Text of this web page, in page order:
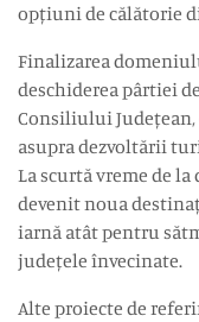
opțiuni de călătorie
Finalizarea
deschiderea pârtiei
Consiliului Județean,
asupra dezvoltării
La scurtă vreme de la
devenit noua
iarnă atât pentru
județele învecinate.
Alte proiecte de